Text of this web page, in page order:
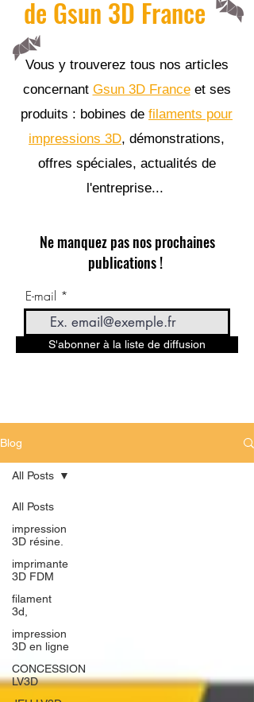
de Gsun 3D France
Vous y trouverez tous nos articles
concernant Gsun 3D Franceet ses
produits : bobines de filaments pour
impressions 3D, démonstrations,
offres spéciales, actualités de
l'entreprise...
Ne manquez pas nos prochaines
publications !
E-mail
S'abonner à la liste de diffusion
Blog
All Posts
impression
3D résine.
imprimante
3D FDM
filament
3d,
impression
3D en ligne
CONCESSION
LV3D
All Posts